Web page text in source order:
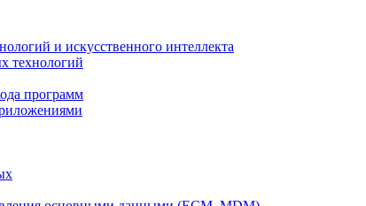
и искусственного интеллекта
технологий
программ